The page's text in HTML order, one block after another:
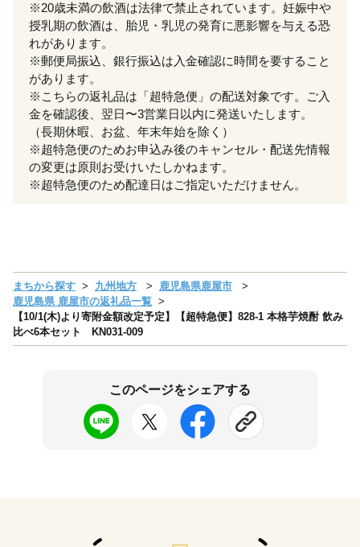
※20歳未満の飲酒は法律で禁止されています。妊娠中や
授乳期の飲酒は、胎児・乳児の発育に悪影響を与える恐
れがあります。
※郵便局振込、銀行振込は入金確認に時間を要すること
があります。
※こちらの返礼品は「超特急便」の配送対象です。ご入
金を確認後、翌日〜3営業日以内に発送いたします。
（長期休暇、お盆、年末年始を除く）
※超特急便のためお申込み後のキャンセル・配送先情報
の変更は原則お受けいたしかねます。
※超特急便のため配達日はご指定いただけません。
まちから探す 九州地方
鹿児島県鹿屋市
鹿児島県 鹿屋市の返礼品一覧
【10/1(木)より寄附金額改定予定】【超特急便】828-1 本格芋焼酎 飲み
比べ6本セット KN031-009
このページをシェアする